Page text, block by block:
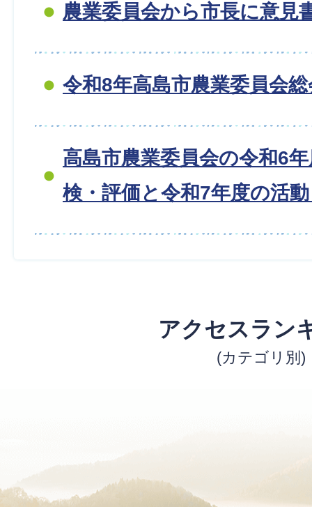
農業委員会から市長に意見
令和8年高島市農業委員会
高島市農業委員会の令和6
検・評価と令和7年度の活
アクセスラン
(カテゴリ別)